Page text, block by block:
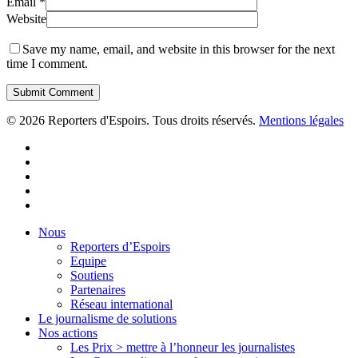
Website
Save my name, email, and website in this browser for the next
time I comment.
© 2026 Reporters d'Espoirs. Tous droits réservés. Mentions légales
Close
Nous
Reporters d’Espoirs
Equipe
Soutiens
Partenaires
Réseau international
Le journalisme de solutions
Nos actions
Les Prix > mettre à l’honneur les journalistes